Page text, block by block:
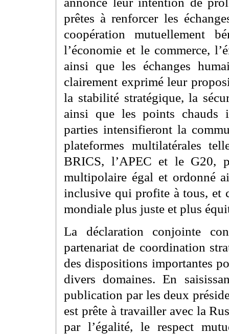
prêtes à renforcer les
coopération mutuellement
l’économie et le commerce,
ainsi que les échanges
clairement exprimé leur
la stabilité stratégique, la
ainsi que les points chauds
parties intensifieront la
plateformes multilatérales
BRICS, l’APEC et le G20,
multipolaire égal et ordonné
inclusive qui profite à tous, et
mondiale plus juste et plus
La déclaration conjointe
partenariat de coordination
des dispositions importantes
divers domaines. En
publication par les deux
est prête à travailler avec la
par l’égalité, le respect